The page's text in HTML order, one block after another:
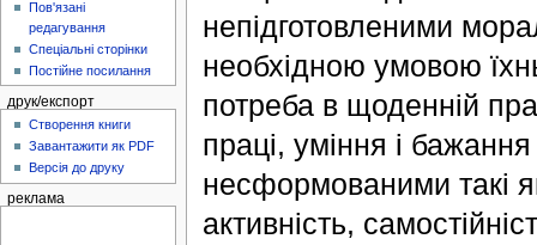
непідготовленими
необхідною умовою
потреба в щоденній
праці, уміння і
несформованими такі
активність,
Пов'язані
редагування
Спеціальні сторінки
Постійне посилання
друк/експорт
Створення книги
Завантажити як PDF
Версія до друку
реклама